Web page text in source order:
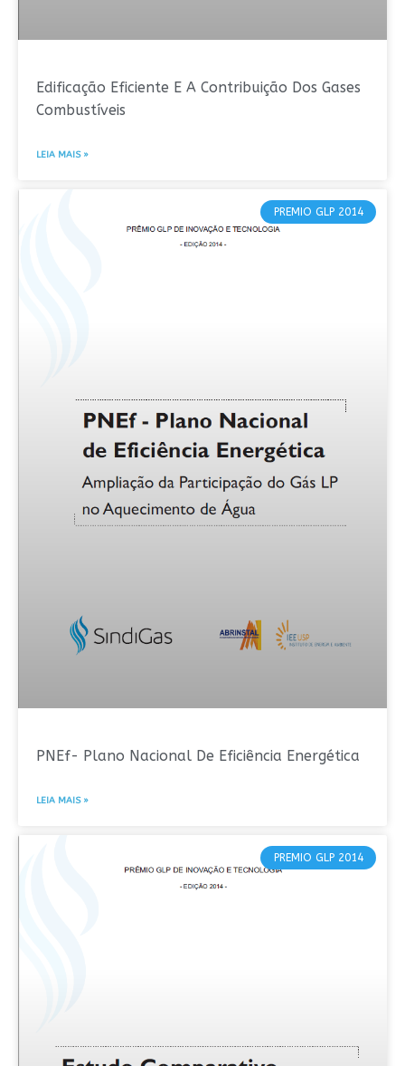
Edificação Eficiente E A Contribuição Dos Gases
Combustíveis
LEIA MAIS »
PREMIO GLP 2014
PNEf- Plano Nacional De Eficiência Energética
LEIA MAIS »
PREMIO GLP 2014